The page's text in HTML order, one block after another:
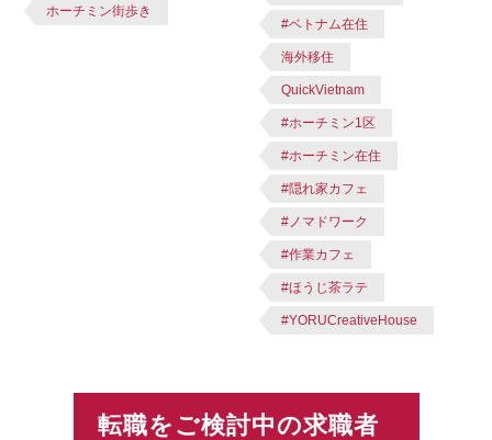
ホーチミン街歩き
#ベトナム在住
海外移住
QuickVietnam
#ホーチミン1区
#ホーチミン在住
#隠れ家カフェ
#ノマドワーク
#作業カフェ
#ほうじ茶ラテ
#YORUCreativeHouse
転職をご検討中の求職者